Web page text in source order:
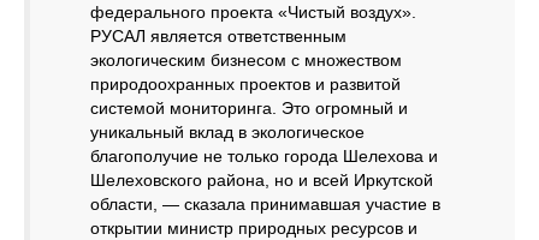
федерального проекта «Чистый воздух».
РУСАЛ является ответственным
экологическим бизнесом с множеством
природоохранных проектов и развитой
системой мониторинга. Это огромный и
уникальный вклад в экологическое
благополучие не только города Шелехова и
Шелеховского района, но и всей Иркутской
области, — сказала принимавшая участие в
открытии министр природных ресурсов и